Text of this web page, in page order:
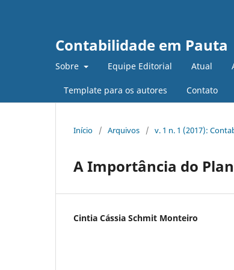
Contabilidade em Pauta
Sobre Equipe Editorial Atual
Template para os autores Contato
Início / Arquivos / v. 1 n. 1 (2017):
A Importância do
Cintia Cássia Schmit Monteiro